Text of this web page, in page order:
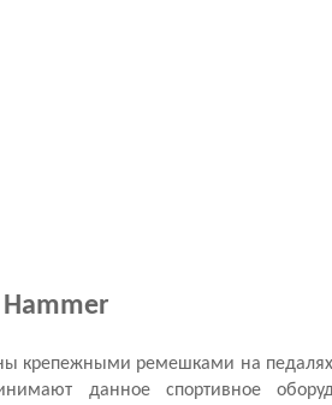
Hammer
крепежными ремешками на
данное спортивное